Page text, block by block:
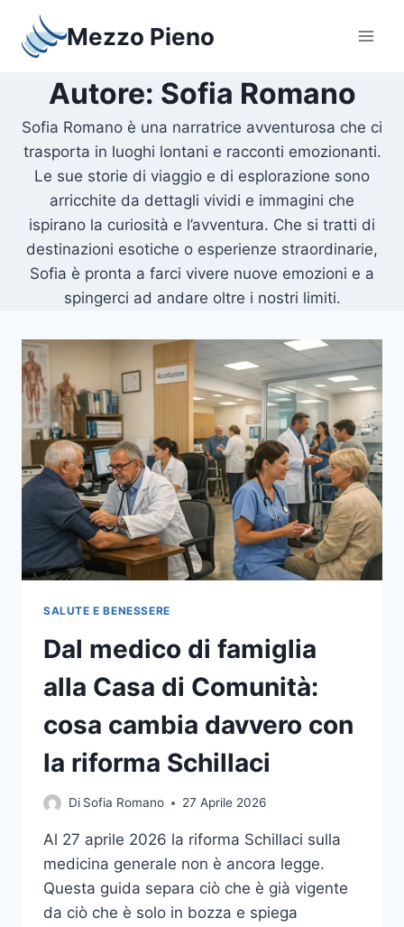
contenuto
Mezzo Pieno
Autore: Sofia Romano
Sofia Romano è una narratrice avventurosa che ci
trasporta in luoghi lontani e racconti emozionanti.
Le sue storie di viaggio e di esplorazione sono
arricchite da dettagli vividi e immagini che
ispirano la curiosità e l’avventura. Che si tratti di
destinazioni esotiche o esperienze straordinarie,
Sofia è pronta a farci vivere nuove emozioni e a
spingerci ad andare oltre i nostri limiti.
SALUTE E BENESSERE
Dal medico di famiglia
alla Casa di Comunità:
cosa cambia davvero con
la riforma Schillaci
Di Sofia Romano 27 Aprile 2026
Al 27 aprile 2026 la riforma Schillaci sulla
medicina generale non è ancora legge.
Questa guida separa ciò che è già vigente
da ciò che è solo in bozza e spiega